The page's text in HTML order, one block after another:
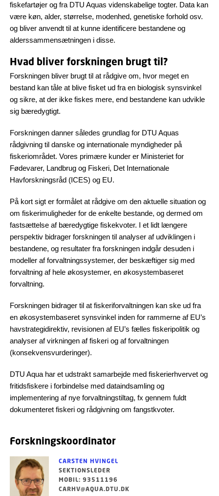
fiskefartøjer og fra DTU Aquas videnskabelige togter. Data kan
være køn, alder, størrelse, modenhed, genetiske forhold osv.
og bliver anvendt til at kunne identificere bestandene og
alderssammensætningen i disse.
Hvad bliver forskningen brugt til?
Forskningen bliver brugt til at rådgive om, hvor meget en
bestand kan tåle at blive fisket ud fra en biologisk synsvinkel
og sikre, at der ikke fiskes mere, end bestandene kan udvikle
sig bæredygtigt.
Forskningen danner således grundlag for DTU Aquas
rådgivning til danske og internationale myndigheder på
fiskeriområdet. Vores primære kunder er Ministeriet for
Fødevarer, Landbrug og Fiskeri, Det Internationale
Havforskningsråd (ICES) og EU.
På kort sigt er formålet at rådgive om den aktuelle situation og
om fiskerimuligheder for de enkelte bestande, og dermed om
fastsættelse af bæredygtige fiskekvoter. I et lidt længere
perspektiv bidrager forskningen til analyser af udviklingen i
bestandene, og resultater fra forskningen indgår desuden i
modeller af forvaltningssystemer, der beskæftiger sig med
forvaltning af hele økosystemer, en økosystembaseret
forvaltning.
Forskningen bidrager til at fiskeriforvaltningen kan ske ud fra
en økosystembaseret synsvinkel inden for rammerne af EU’s
havstrategidirektiv, revisionen af EU’s fælles fiskeripolitik og
analyser af virkningen af fiskeri og af forvaltningen
(konsekvensvurderinger).
DTU Aqua har et udstrakt samarbejde med fiskerierhvervet og
fritidsfiskere i forbindelse med dataindsamling og
implementering af nye forvaltningstiltag, fx gennem fuldt
dokumenteret fiskeri og rådgivning om fangstkvoter.
Forskningskoordinator
CARSTEN HVINGEL
SEKTIONSLEDER
MOBIL: 93511196
CARHV@AQUA.DTU.DK